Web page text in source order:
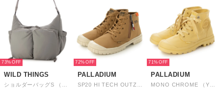
73%
WILD THINGS
72%
PALLADIUM
71%
PALLADIUM